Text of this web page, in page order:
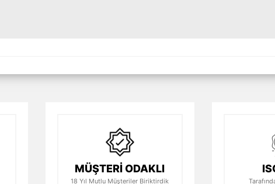
MÜŞTERİ ODAKLI
18 Yıl Mutlu Müşteriler Biriktirdik